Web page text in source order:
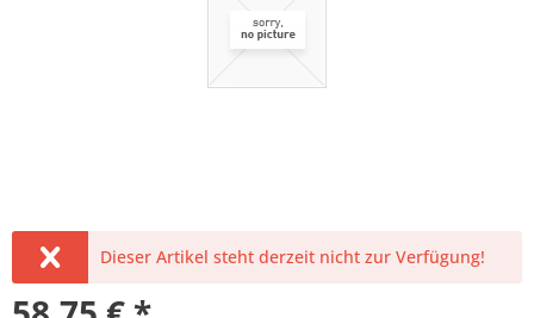
Dieser Artikel steht derzeit nicht zur Verfügung!